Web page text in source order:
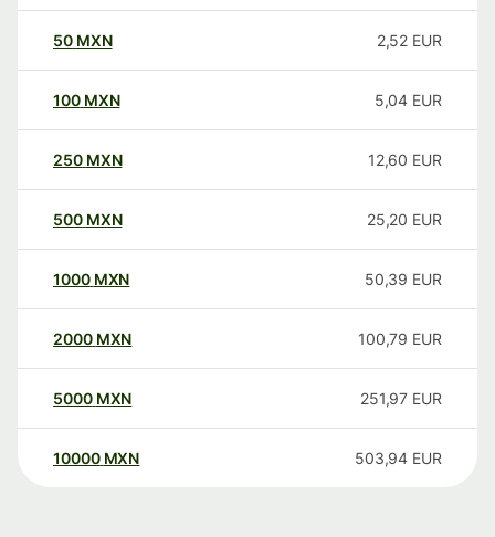
50 MXN 2,52 EUR
100 MXN 5,04 EUR
250 MXN 12,60 EUR
500 MXN 25,20 EUR
1000 MXN 50,39 EUR
2000 MXN 100,79 EUR
5000 MXN 251,97 EUR
10000 MXN 503,94 EUR